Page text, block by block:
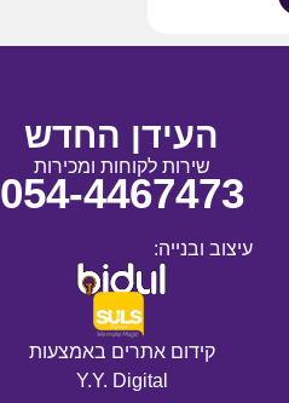
העידן החדש
שירות לקוחות ומכירות
054-4467473
עיצוב ובנייה:
קידום אתרים באמצעות
Y.Y. Digital